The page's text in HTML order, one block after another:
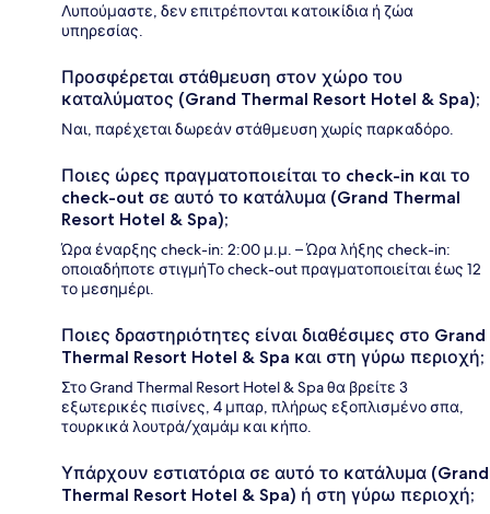
Λυπούμαστε, δεν επιτρέπονται κατοικίδια ή ζώα
υπηρεσίας.
Προσφέρεται στάθμευση στον χώρο του
καταλύματος (Grand Thermal Resort Hotel & Spa);
Ναι, παρέχεται δωρεάν στάθμευση χωρίς παρκαδόρο.
Ποιες ώρες πραγματοποιείται το check-in και το
check-out σε αυτό το κατάλυμα (Grand Thermal
Resort Hotel & Spa);
Ώρα έναρξης check-in: 2:00 μ.μ. – Ώρα λήξης check-in:
οποιαδήποτε στιγμήΤο check-out πραγματοποιείται έως 12
το μεσημέρι.
Ποιες δραστηριότητες είναι διαθέσιμες στο Grand
Thermal Resort Hotel & Spa και στη γύρω περιοχή;
Στο Grand Thermal Resort Hotel & Spa θα βρείτε 3
εξωτερικές πισίνες, 4 μπαρ, πλήρως εξοπλισμένο σπα,
τουρκικά λουτρά/χαμάμ και κήπο.
Υπάρχουν εστιατόρια σε αυτό το κατάλυμα (Grand
Thermal Resort Hotel & Spa) ή στη γύρω περιοχή;